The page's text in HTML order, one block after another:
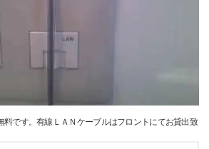
料です。有線ＬＡＮケーブルはフロントにてお貸出致